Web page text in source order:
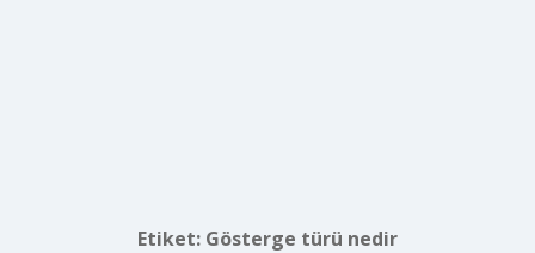
Etiket: Gösterge türü nedir